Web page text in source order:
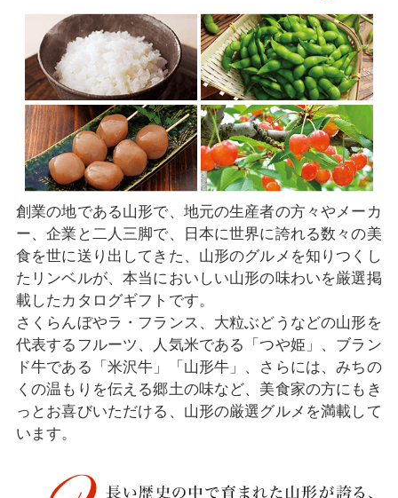
創業の地である山形で、地元の生産者の方々やメーカ
ー、企業と二人三脚で、日本に世界に誇れる数々の美
食を世に送り出してきた、山形のグルメを知りつくし
たリンベルが、本当においしい山形の味わいを厳選掲
載したカタログギフトです。
さくらんぼやラ・フランス、大粒ぶどうなどの山形を
代表するフルーツ、人気米である「つや姫」、ブラン
ド牛である「米沢牛」「山形牛」、さらには、みちの
くの温もりを伝える郷土の味など、美食家の方にもき
っとお喜びいただける、山形の厳選グルメを満載して
います。